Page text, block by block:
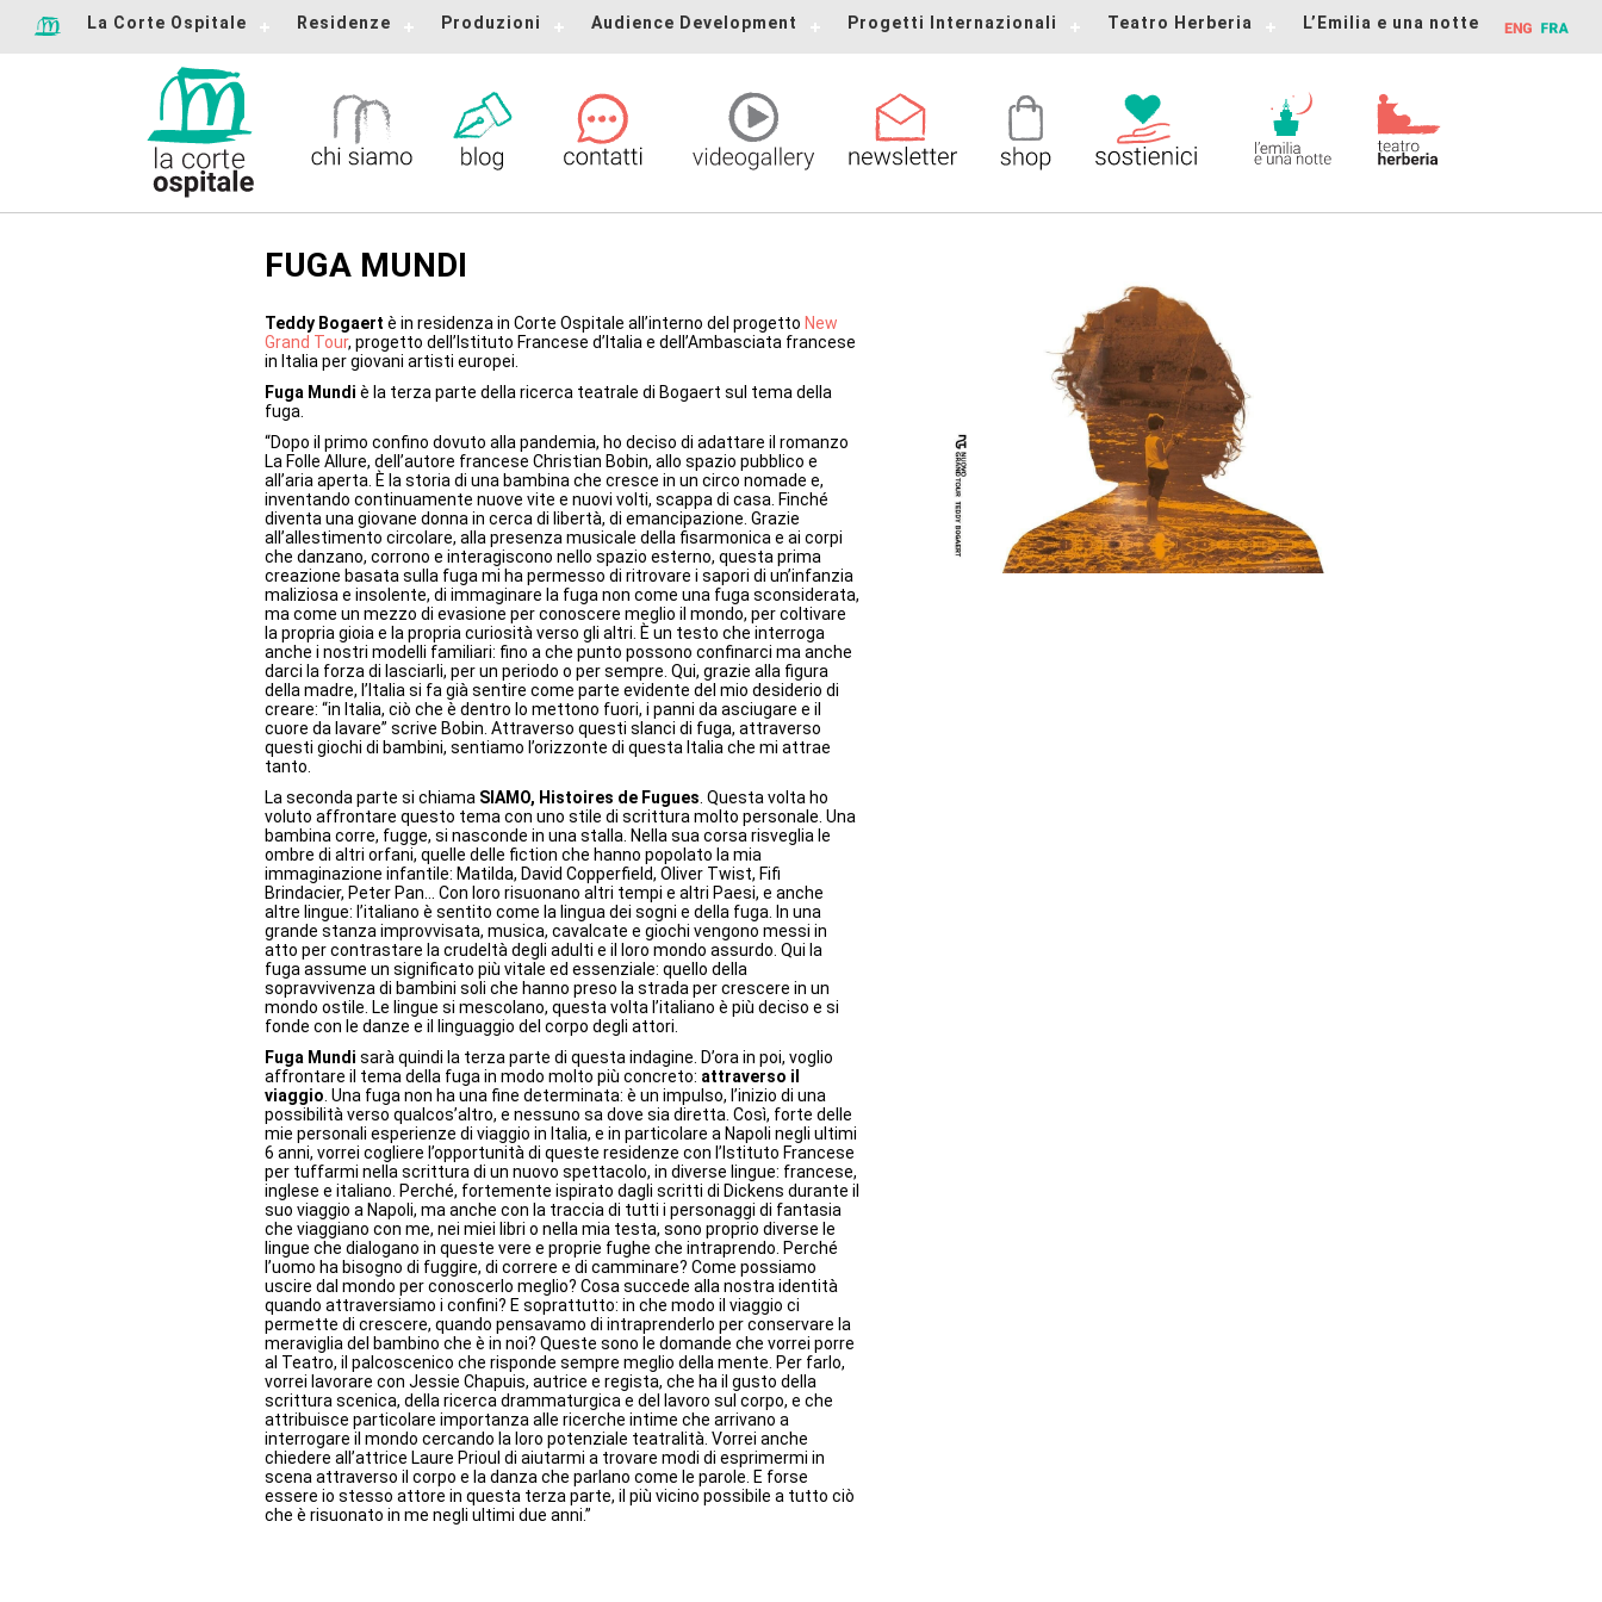
La Corte Ospitale Residenze Produzioni Audience Development Progetti Internazionali Teatro Herberia L’Emilia e una notte
FUGA MUNDI
Teddy Bogaert è in residenza in Corte Ospitale all’interno del progetto New
Grand Tour, progetto dell’Istituto Francese d’Italia e dell’Ambasciata francese
in Italia per giovani artisti europei.
Fuga Mundi è la terza parte della ricerca teatrale di Bogaert sul tema della
fuga.
“Dopo il primo confino dovuto alla pandemia, ho deciso di adattare il romanzo
La Folle Allure, dell’autore francese Christian Bobin, allo spazio pubblico e
all’aria aperta. È la storia di una bambina che cresce in un circo nomade e,
inventando continuamente nuove vite e nuovi volti, scappa di casa. Finché
diventa una giovane donna in cerca di libertà, di emancipazione. Grazie
all’allestimento circolare, alla presenza musicale della fisarmonica e ai corpi
che danzano, corrono e interagiscono nello spazio esterno, questa prima
creazione basata sulla fuga mi ha permesso di ritrovare i sapori di un’infanzia
maliziosa e insolente, di immaginare la fuga non come una fuga sconsiderata,
ma come un mezzo di evasione per conoscere meglio il mondo, per coltivare
la propria gioia e la propria curiosità verso gli altri. È un testo che interroga
anche i nostri modelli familiari: fino a che punto possono confinarci ma anche
darci la forza di lasciarli, per un periodo o per sempre. Qui, grazie alla figura
della madre, l’Italia si fa già sentire come parte evidente del mio desiderio di
creare: “in Italia, ciò che è dentro lo mettono fuori, i panni da asciugare e il
cuore da lavare” scrive Bobin. Attraverso questi slanci di fuga, attraverso
questi giochi di bambini, sentiamo l’orizzonte di questa Italia che mi attrae
tanto.
La seconda parte si chiama SIAMO, Histoires de Fugues . Questa volta ho
voluto affrontare questo tema con uno stile di scrittura molto personale. Una
bambina corre, fugge, si nasconde in una stalla. Nella sua corsa risveglia le
ombre di altri orfani, quelle delle fiction che hanno popolato la mia
immaginazione infantile: Matilda, David Copperfield, Oliver Twist, Fifi
Brindacier, Peter Pan… Con loro risuonano altri tempi e altri Paesi, e anche
altre lingue: l’italiano è sentito come la lingua dei sogni e della fuga. In una
grande stanza improvvisata, musica, cavalcate e giochi vengono messi in
atto per contrastare la crudeltà degli adulti e il loro mondo assurdo. Qui la
fuga assume un significato più vitale ed essenziale: quello della
sopravvivenza di bambini soli che hanno preso la strada per crescere in un
mondo ostile. Le lingue si mescolano, questa volta l’italiano è più deciso e si
fonde con le danze e il linguaggio del corpo degli attori.
Fuga Mundi sarà quindi la terza parte di questa indagine. D’ora in poi, voglio
affrontare il tema della fuga in modo molto più concreto: attraverso il
viaggio . Una fuga non ha una fine determinata: è un impulso, l’inizio di una
possibilità verso qualcos’altro, e nessuno sa dove sia diretta. Così, forte delle
mie personali esperienze di viaggio in Italia, e in particolare a Napoli negli ultimi
6 anni, vorrei cogliere l’opportunità di queste residenze con l’Istituto Francese
per tuffarmi nella scrittura di un nuovo spettacolo, in diverse lingue: francese,
inglese e italiano. Perché, fortemente ispirato dagli scritti di Dickens durante il
suo viaggio a Napoli, ma anche con la traccia di tutti i personaggi di fantasia
che viaggiano con me, nei miei libri o nella mia testa, sono proprio diverse le
lingue che dialogano in queste vere e proprie fughe che intraprendo. Perché
l’uomo ha bisogno di fuggire, di correre e di camminare? Come possiamo
uscire dal mondo per conoscerlo meglio? Cosa succede alla nostra identità
quando attraversiamo i confini? E soprattutto: in che modo il viaggio ci
permette di crescere, quando pensavamo di intraprenderlo per conservare la
meraviglia del bambino che è in noi? Queste sono le domande che vorrei porre
al Teatro, il palcoscenico che risponde sempre meglio della mente. Per farlo,
vorrei lavorare con Jessie Chapuis, autrice e regista, che ha il gusto della
scrittura scenica, della ricerca drammaturgica e del lavoro sul corpo, e che
attribuisce particolare importanza alle ricerche intime che arrivano a
interrogare il mondo cercando la loro potenziale teatralità. Vorrei anche
chiedere all’attrice Laure Prioul di aiutarmi a trovare modi di esprimermi in
scena attraverso il corpo e la danza che parlano come le parole. E forse
essere io stesso attore in questa terza parte, il più vicino possibile a tutto ciò
che è risuonato in me negli ultimi due anni.”